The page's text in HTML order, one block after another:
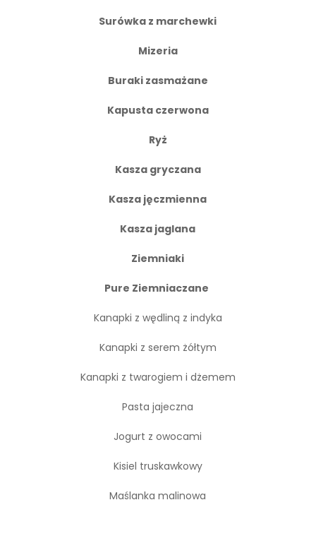
Surówka z marchewki
Mizeria
Buraki zasmażane
Kapusta czerwona
Ryż
Kasza gryczana
Kasza jęczmienna
Kasza jaglana
Ziemniaki
Pure Ziemniaczane
Kanapki z wędliną z indyka
Kanapki z serem żółtym
Kanapki z twarogiem i dżemem
Pasta jajeczna
Jogurt z owocami
Kisiel truskawkowy
Maślanka malinowa